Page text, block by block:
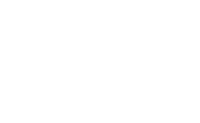
consentement,
exercer ces droits à
plus d'informations,